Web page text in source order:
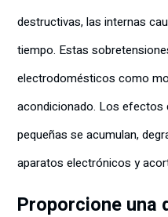
destructivas, las internas
tiempo. Estas
electrodomésticos como
acondicionado. Los efectos
pequeñas se acumulan,
aparatos electrónicos y
Proporcione una